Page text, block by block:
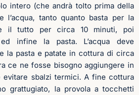
intero (che andrà tolto prima della
l’acqua, tanto quanto basta per la
il tutto per circa 10 minuti, poi
infine la pasta. L’acqua deve
la pasta e patate in cottura di circa
ce ne fosse bisogno aggiungere in
evitare sbalzi termici. A fine cottura
grattugiato, la provola a tocchetti